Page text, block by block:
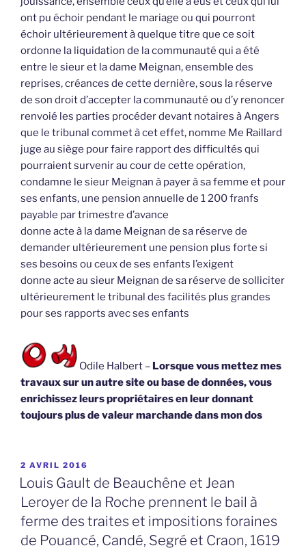
ont pu échoir pendant le mariage ou qui pourront
échoir ultérieurement à quelque titre que ce soit
ordonne la liquidation de la communauté qui a été
entre le sieur et la dame Meignan, ensemble des
reprises, créances de cette dernière, sous la réserve
de son droit d’accepter la communauté ou d’y renoncer
renvoié les parties procéder devant notaires à Angers
que le tribunal commet à cet effet, nomme Me Raillard
juge au siège pour faire rapport des difficultés qui
pourraient survenir au cour de cette opération,
condamne le sieur Meignan à payer à sa femme et pour
ses enfants, une pension annuelle de 1 200 franfs
payable par trimestre d’avance
donne acte à la dame Meignan de sa réserve de
demander ultérieurement une pension plus forte si
ses besoins ou ceux de ses enfants l’exigent
donne acte au sieur Meignan de sa réserve de solliciter
ultérieurement le tribunal des facilités plus grandes
pour ses rapports avec ses enfants
Odile Halbert – Lorsque vous mettez mes
travaux sur un autre site ou base de données, vous
enrichissez leurs propriétaires en leur donnant
toujours plus de valeur marchande dans mon dos
PUBLIÉ
LE
2 AVRIL 2016
Louis Gault de Beauchêne et Jean
Leroyer de la Roche prennent le bail à
ferme des traites et impositions foraines
de Pouancé, Candé, Segré et Craon, 1619